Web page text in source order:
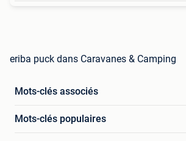
eriba puck dans Caravanes & Camping
Mots-clés associés
Mots-clés populaires